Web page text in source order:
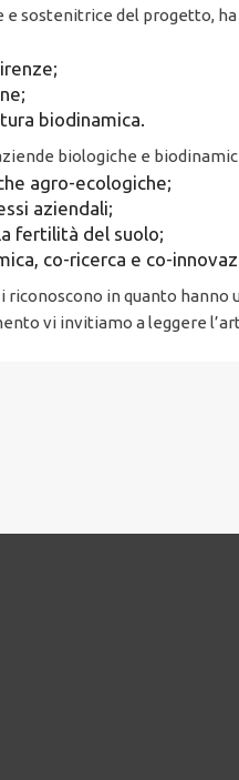
e sostenitrice del progetto,
biodinamica.
biologiche e
agro-ecologiche;
aziendali;
fertilità del suolo;
co-ricerca e co-
in quanto
vi invitiamo a leggere